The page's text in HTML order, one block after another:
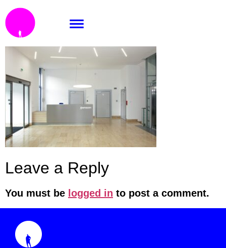
39-scaled
Leave a Reply
You must be logged in to post a comment.